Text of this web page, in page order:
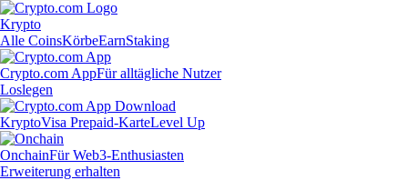
Krypto
Alle CoinsKörbeEarnStaking
Crypto.com AppFür alltägliche Nutzer
Loslegen
KryptoVisa Prepaid-KarteLevel Up
OnchainFür Web3-Enthusiasten
Erweiterung erhalten